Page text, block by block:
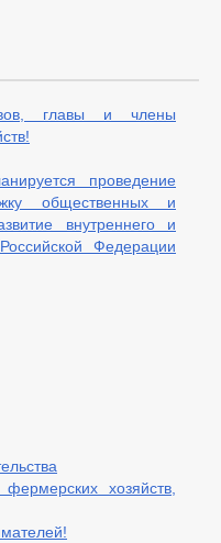
главы и члены
проведение
общественных и
внутреннего и
Федерации
хозяйств,